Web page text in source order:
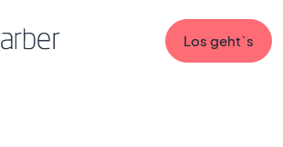
Los geht`s